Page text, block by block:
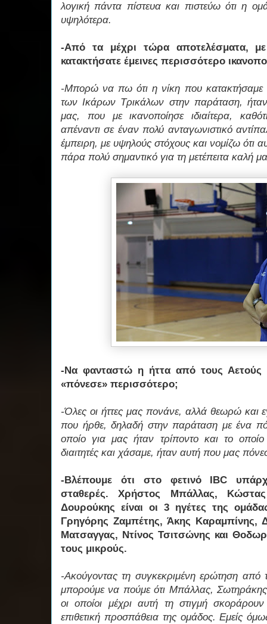
λογική πάντα πίστευα και πιστεύω ότι η
υψηλότερα.
-Από τα μέχρι τώρα αποτελέσματα,
κατακτήσατε έμεινες περισσότερο
-Μπορώ να πω ότι η νίκη που κατακτήσαμε
των Ικάρων Τρικάλων στην παράταση,
μας, που με ικανοποίησε ιδιαίτερα,
απέναντι σε έναν πολύ ανταγωνιστικό
έμπειρη, με υψηλούς στόχους και νομίζω ότι
πάρα πολύ σημαντικό για τη μετέπειτα καλή
-Να φανταστώ η ήττα από τους Αετούς
«πόνεσε» περισσότερο;
-Όλες οι ήττες μας πονάνε, αλλά θεωρώ και
που ήρθε, δηλαδή στην παράταση με ένα
οποίο για μας ήταν τρίποντο και το
διαιτητές και χάσαμε, ήταν αυτή που μας
-Βλέπουμε ότι στο φετινό IBC
σταθερές. Χρήστος Μπάλλας,
Δουρούκης είναι οι 3 ηγέτες της
Γρηγόρης Ζαμπέτης, Άκης Καραμπίνης,
Ματσαγγας, Ντίνος Τσιτσώνης και
τους μικρούς.
-Ακούγοντας τη συγκεκριμένη ερώτηση
μπορούμε να πούμε ότι Μπάλλας, Σωτηράκης
οι οποίοι μέχρι αυτή τη στιγμή
επιθετική προσπάθεια της ομάδος. Εμείς